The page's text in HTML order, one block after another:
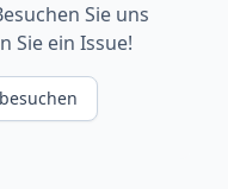
Sie uns
Sie ein Issue!